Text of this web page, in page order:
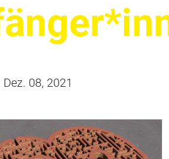
Dez. 08, 2021